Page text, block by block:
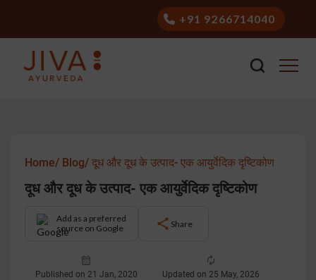
+91 9266714040
Home/ Blog/ दूध और दूध के उत्पाद- एक आयुर्वेदिक दृष्टिकोण
दूध और दूध के उत्पाद- एक आयुर्वेदिक दृष्टिकोण
Add as a preferred
source on Google
Share
Published on 21 Jan, 2020 Updated on 25 May, 2026